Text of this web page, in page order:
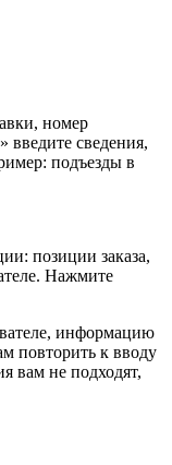
номер
введите сведения,
подъезды в
позиции заказа,
Нажмите
информацию
повторить к вводу
вам не подходят,